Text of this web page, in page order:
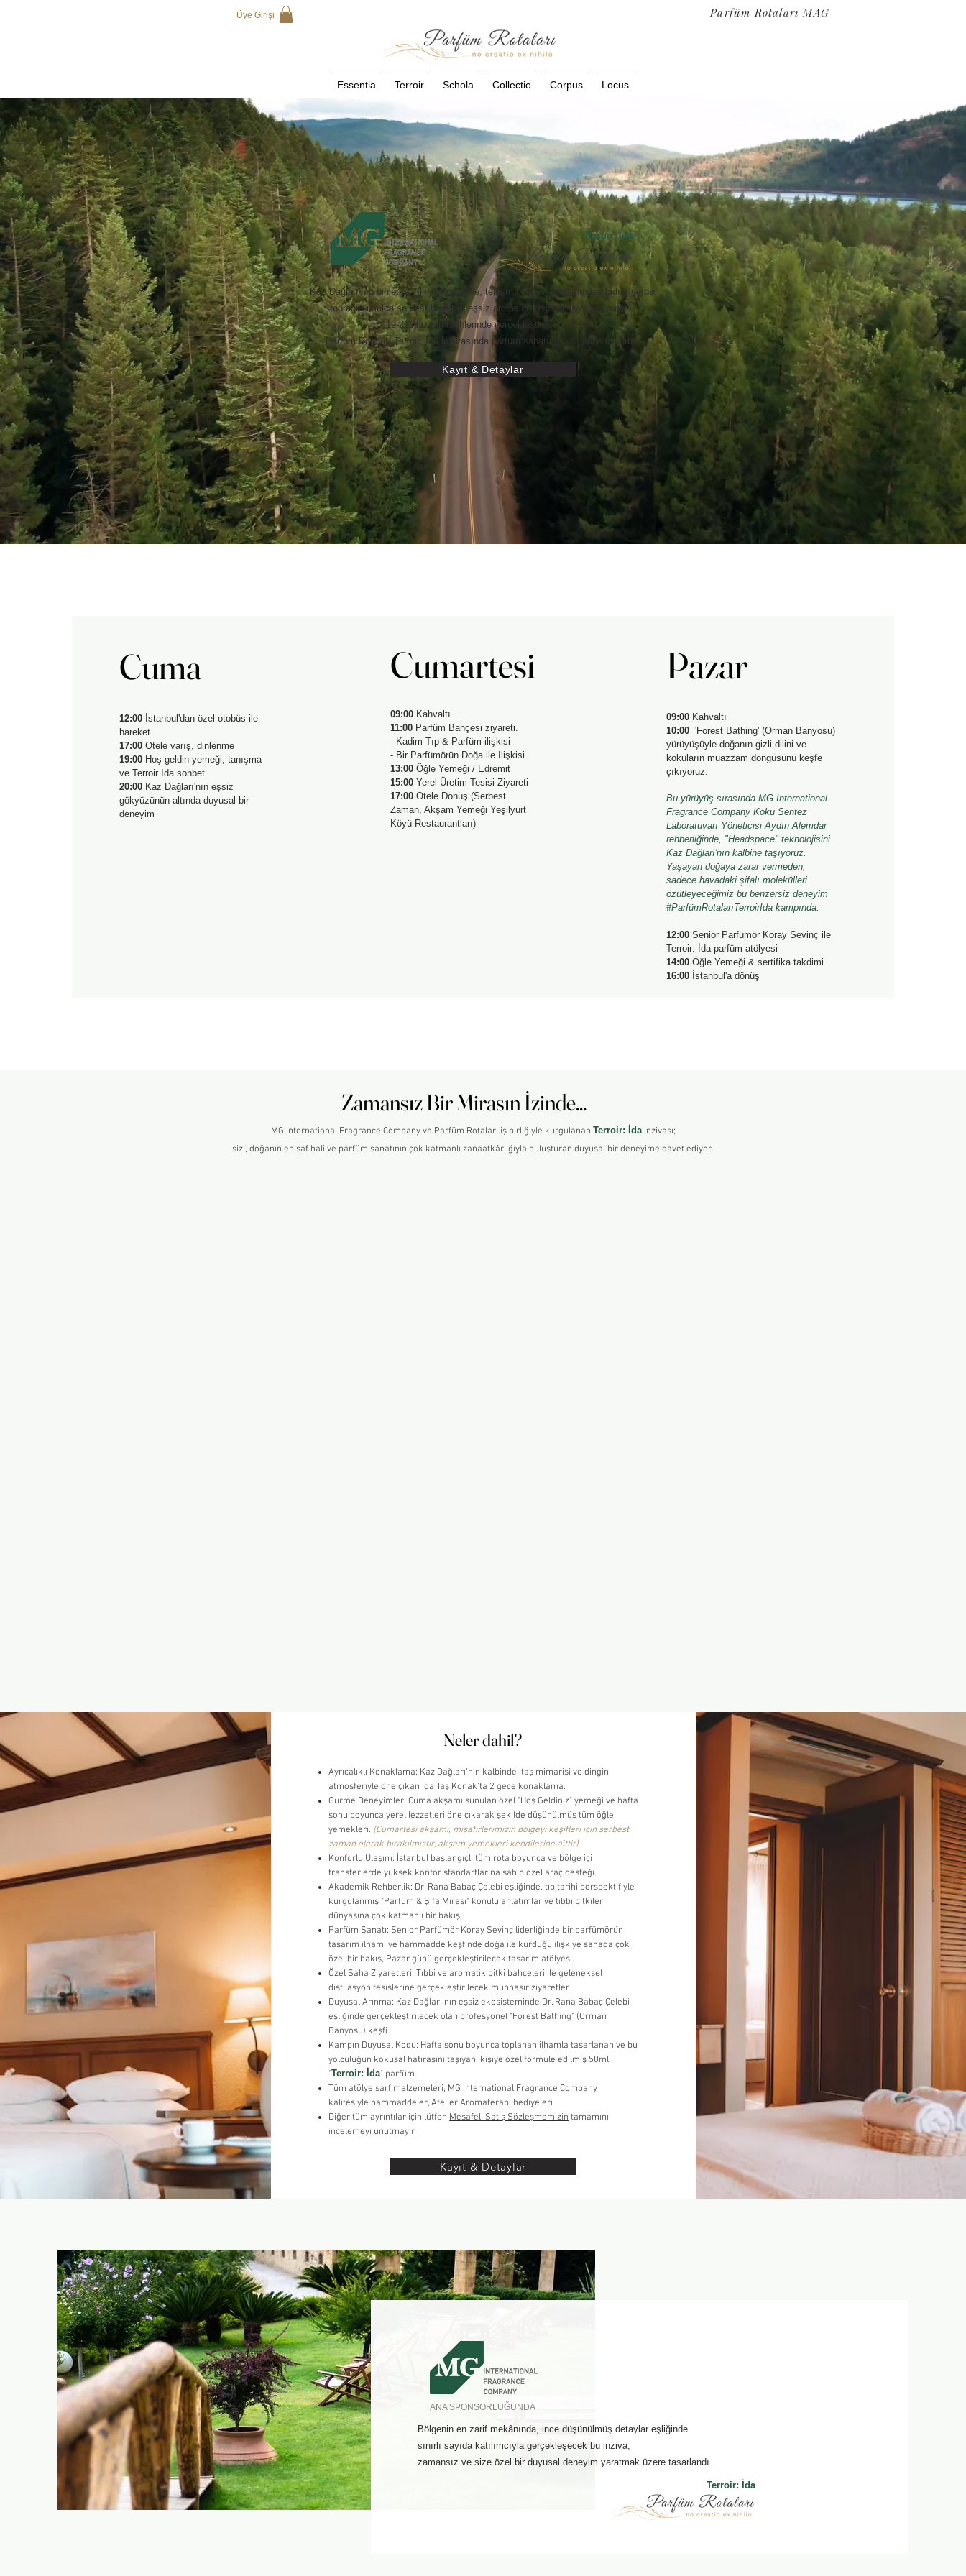
Üye Girişi Parfüm Rotaları MAG
Essentia Terroir Schola Collectio Corpus Locus
Kaz Dağları’nın binlerce yıllık gölgesinde, telaşın bittiği ve doğanın başladığı yerde,
toprağın usulca serbest bıraktığı eşsiz aromaları deneyimleye gidiyoruz...​
19-21 Haziran tarihlerinde gerçekleştireceğimiz
Parfüm Rotaları Terroir: İda inzivasında parfüm sanatının köklerine iniyoruz.
Kayıt & Detaylar
Terroir: İda
Cuma
Cuma
12:00İstanbul'dan özel otobüs ile
hareket
17:00Otele varış, dinlenme
19:00Hoş geldin yemeği, tanışma
ve Terroir Ida sohbet
20:00Kaz Dağları'nın eşsiz
gökyüzünün altında duyusal bir
deneyim
Cumartesi
Cumartesi
09:00Kahvaltı
11:00 Parfüm Bahçesi ziyareti.
- Kadim Tıp & Parfüm ilişkisi
- Bir Parfümörün Doğa ile İlişkisi
13:00 Öğle Yemeği / Edremit
15:00Yerel Üretim Tesisi Ziyareti
17:00Otele Dönüş (Serbest
Zaman, Akşam Yemeği Yeşilyurt
Köyü Restaurantları)
Pazar
Pazar
09:00 Kahvaltı
10:00 'Forest Bathing' (Orman Banyosu)
yürüyüşüyle doğanın gizli dilini ve
kokuların muazzam döngüsünü keşfe
çıkıyoruz.
Bu yürüyüş sırasında MG International
Fragrance Company Koku Sentez
Laboratuvarı Yöneticisi Aydın Alemdar
rehberliğinde, "Headspace" teknolojisini
Kaz Dağları'nın kalbine taşıyoruz.
Yaşayan doğaya zarar vermeden,
sadece havadaki şifalı molekülleri
özütleyeceğimiz bu benzersiz deneyim
#ParfümRotalarıTerroirIda kampında.
12:00 Senior Parfümör Koray Sevinç ile
Terroir: İda parfüm atölyesi
14:00Öğle Yemeği & sertifika takdimi
16:00 İstanbul'a dönüş
Zamansız Bir Mirasın İzinde...
Zamansız Bir Mirasın İzinde...
MG International Fragrance Company ve Parfüm Rotaları iş birliğiyle kurgulanan Terroir: İdainzivası;
sizi, doğanın en saf hali ve parfüm sanatının çok katmanlı zanaatkârlığıyla buluşturan duyusal bir deneyime davet ediyor.
Neler dahil?
Neler dahil?
Ayrıcalıklı Konaklama: Kaz Dağları’nın kalbinde, taş mimarisi ve dingin
atmosferiyle öne çıkan İda Taş Konak’ta 2 gece konaklama.
Gurme Deneyimler: Cuma akşamı sunulan özel "Hoş Geldiniz" yemeği ve hafta
sonu boyunca yerel lezzetleri öne çıkarak şekilde düşünülmüş tüm öğle
yemekleri. (Cumartesi akşamı, misafirlerimizin bölgeyi keşifleri için serbest
zaman olarak bırakılmıştır, akşam yemekleri kendilerine aittir).
Konforlu Ulaşım: İstanbul başlangıçlı tüm rota boyunca ve bölge içi
transferlerde yüksek konfor standartlarına sahip özel araç desteği.
Akademik Rehberlik: Dr. Rana Babaç Çelebi eşliğinde, tıp tarihi perspektifiyle
kurgulanmış "Parfüm & Şifa Mirası" konulu anlatımlar ve tıbbi bitkiler
dünyasına çok katmanlı bir bakış.
Parfüm Sanatı: Senior Parfümör Koray Sevinç liderliğinde bir parfümörün
tasarım ilhamı ve hammadde keşfinde doğa ile kurduğu ilişkiye sahada çok
özel bir bakış, Pazar günü gerçekleştirilecek tasarım atölyesi.
Özel Saha Ziyaretleri: Tıbbi ve aromatik bitki bahçeleri ile geleneksel
distilasyon tesislerine gerçekleştirilecek münhasır ziyaretler.
Duyusal Arınma: Kaz Dağları’nın eşsiz ekosisteminde,Dr. Rana Babaç Çelebi
eşliğinde gerçekleştirilecek olan profesyonel "Forest Bathing" (Orman
Banyosu) keşfi
Kampın Duyusal Kodu: Hafta sonu boyunca toplanan ilhamla tasarlanan ve bu
yolculuğun kokusal hatırasını taşıyan, kişiye özel formüle edilmiş 50ml
"Terroir: İda" parfüm.
Tüm atölye sarf malzemeleri, MG International Fragrance Company
kalitesiyle hammaddeler, Atelier Aromaterapi hediyeleri
Diğer tüm ayrıntılar için lütfenMesafeli Satış Sözleşmemizintamamını
incelemeyi unutmayın
Kayıt & Detaylar
ANA SPONSORLUĞUNDA
Bölgenin en zarif mekânında, ince düşünülmüş detaylar eşliğinde
sınırlı sayıda katılımcıyla gerçekleşecek bu inziva;
zamansız ve size özel bir duyusal deneyim yaratmak üzere tasarlandı.
Terroir: İda